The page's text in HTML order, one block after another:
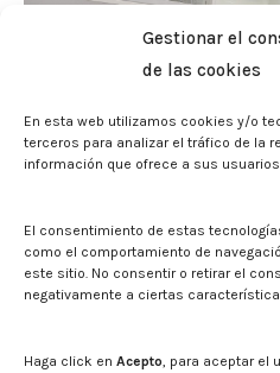
Gestionar el
de las cookies
En esta web utilizamos cookies y/o
terceros para analizar el tráfico de la
información que ofrece a sus
El consentimiento de estas
como el comportamiento de
este sitio. No consentir o retirar el
negativamente a ciertas
Haga click en Acepto, para aceptar el